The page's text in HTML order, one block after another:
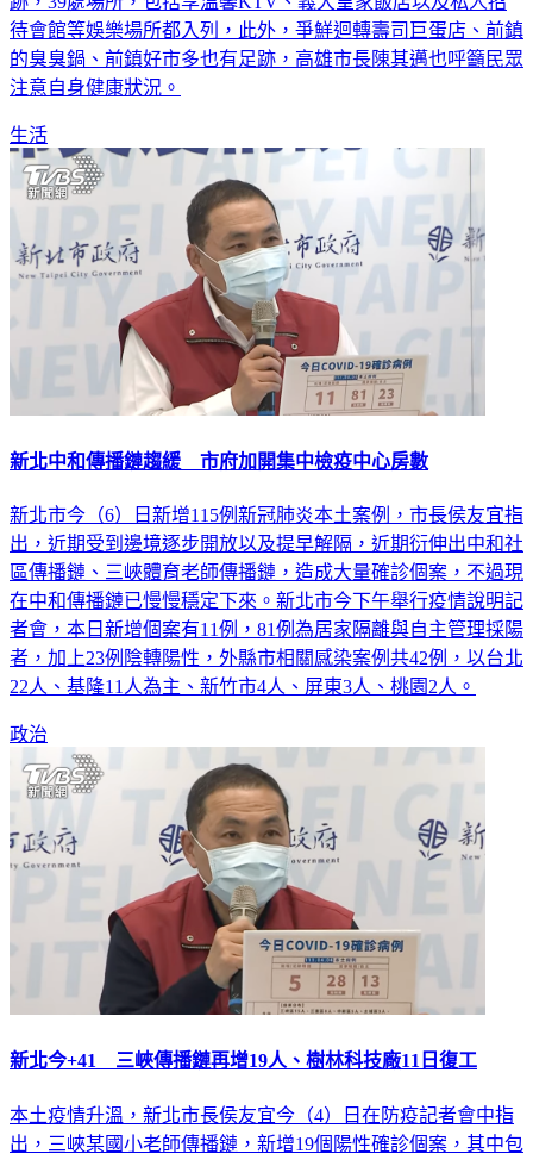
待會館等娛樂場所都入列，此外，爭鮮迴轉壽司巨蛋店、前鎮
的臭臭鍋、前鎮好市多也有足跡，高雄市長陳其邁也呼籲民眾
注意自身健康狀況。
生活
新北中和傳播鏈趨緩 市府加開集中檢疫中心房數
新北市今（6）日新增115例新冠肺炎本土案例，市長侯友宜指
出，近期受到邊境逐步開放以及提早解隔，近期衍伸出中和社
區傳播鏈、三峽體育老師傳播鏈，造成大量確診個案，不過現
在中和傳播鏈已慢慢穩定下來。新北市今下午舉行疫情說明記
者會，本日新增個案有11例，81例為居家隔離與自主管理採陽
者，加上23例陰轉陽性，外縣市相關感染案例共42例，以台北
22人、基隆11人為主、新竹市4人、屏東3人、桃園2人。
政治
新北今+41 三峽傳播鏈再增19人、樹林科技廠11日復工
本土疫情升溫，新北市長侯友宜今（4）日在防疫記者會中指
出，三峽某國小老師傳播鏈，新增19個陽性確診個案，其中包